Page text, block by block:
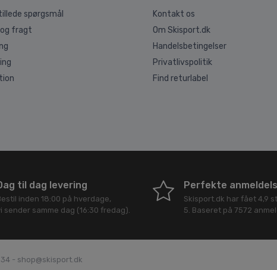
spørgsmål
og fragt
Kontakt os
Om Skisport.dk
Handelsbetingelser
Privatlivspolitik
Find returlabel
til dag levering
inden 18:00 på hverdage,
sender samme dag (16:30 fredag).
Perfekte
Skisport.dk har fået 4,9
5 . Baseret på 7572
- shop@skisport.dk